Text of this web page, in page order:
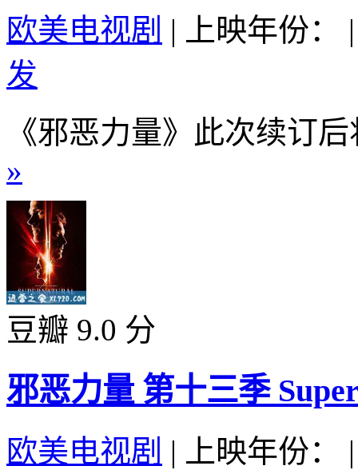
欧美电视剧 | 上映年份：
|
发
《邪恶力量》此次续订
»
豆瓣 9.0 分
邪恶力量 第十三季
欧美电视剧 | 上映年份：
|